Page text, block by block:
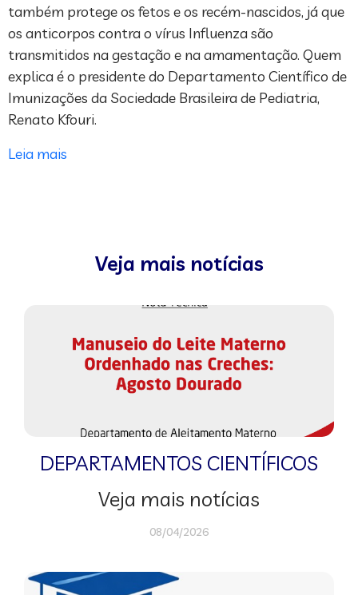
também protege os fetos e os recém-nascidos, já que
os anticorpos contra o vírus Influenza são
transmitidos na gestação e na amamentação. Quem
explica é o presidente do Departamento Científico de
Imunizações da Sociedade Brasileira de Pediatria,
Renato Kfouri.
Leia mais
Veja mais notícias
DEPARTAMENTOS CIENTÍFICOS
Veja mais notícias
08/04/2026